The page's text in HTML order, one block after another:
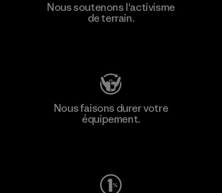
Nous soutenons l'activisme
de terrain.
Nous faisons durer votre
équipement.